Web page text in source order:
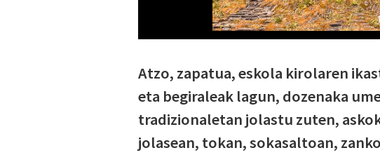
Atzo, zapatua, eskola kirolaren
eta begiraleak lagun, dozenaka
tradizionaletan jolastu zuten,
jolasean, tokan, sokasaltoan,